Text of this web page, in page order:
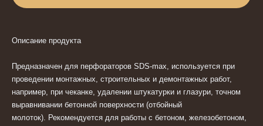
Описание продукта
Предназначен для перфораторов SDS-max, используется при
проведении монтажных, строительных и демонтажных работ,
например, при чеканке, удалении штукатурки и глазури, точном
выравнивании бетонной поверхности (отбойный
молоток). Рекомендуется для работы с бетоном, железобетоном,